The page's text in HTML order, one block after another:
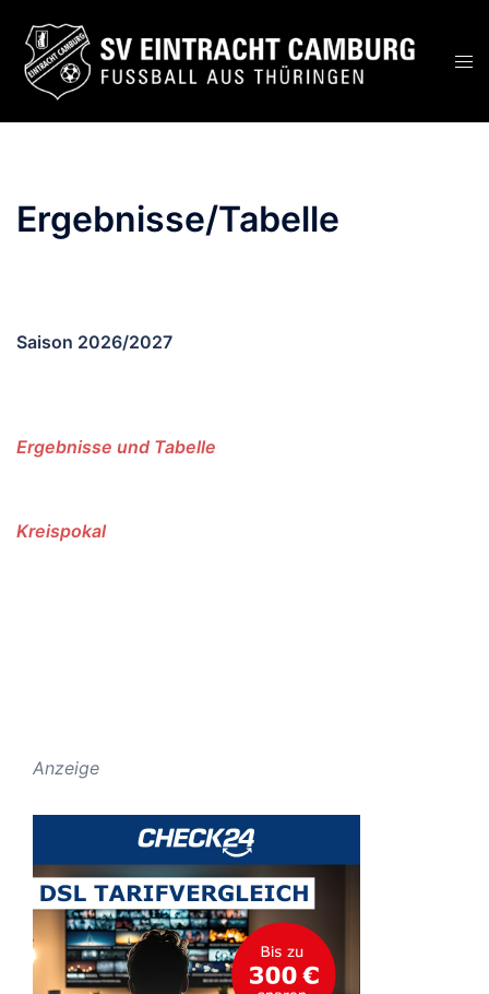
Inhalt
springen
Ergebnisse/Tabelle
Saison 2026/2027
Ergebnisse und Tabelle
Kreispokal
Anzeige